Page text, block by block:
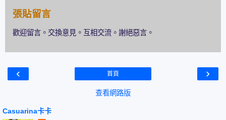
張貼留言
歡迎留言。交換意見。互相交流。謝絕惡言。
‹ ›
首頁
查看網路版
Casuarina卡卡